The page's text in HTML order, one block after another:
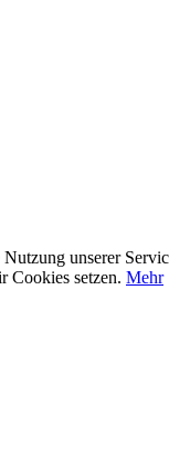
unserer
Cookies setzen. Mehr